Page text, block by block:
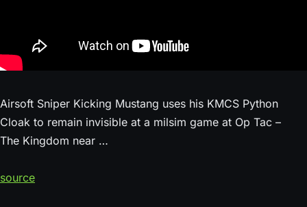
Airsoft Sniper Kicking Mustang uses his KMCS Python
Cloak to remain invisible at a milsim game at Op Tac –
The Kingdom near …
source